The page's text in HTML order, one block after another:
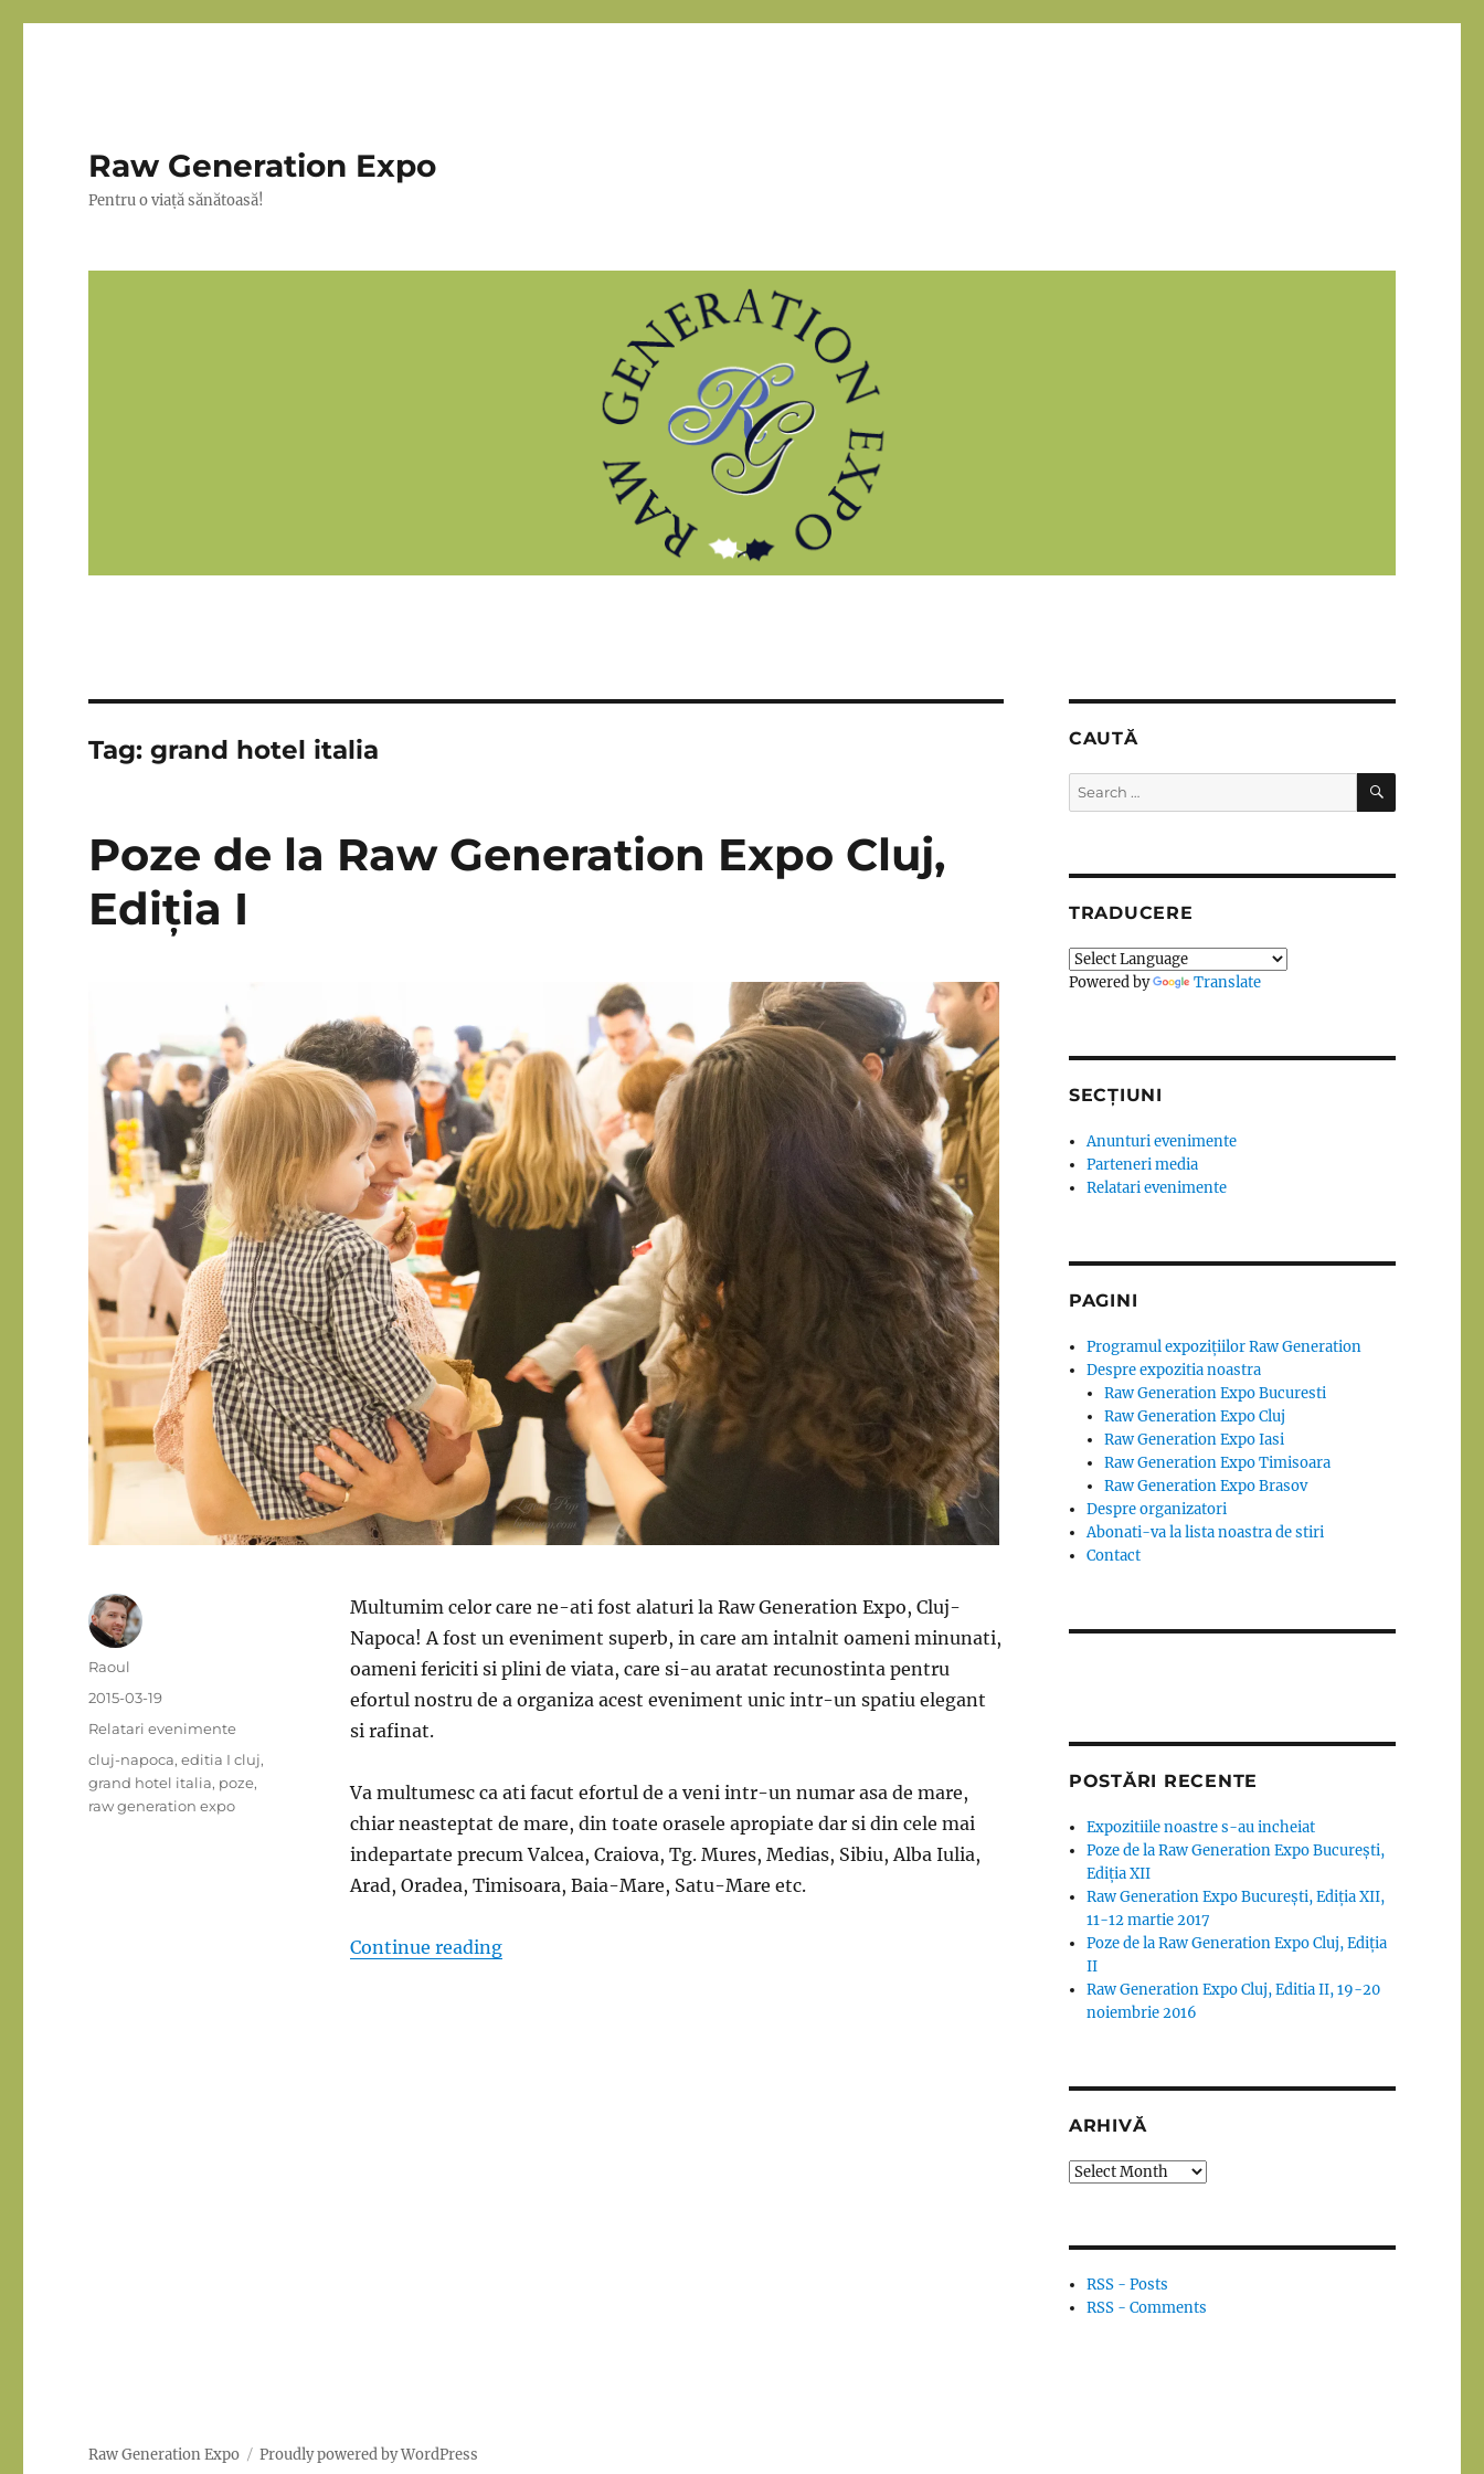
Raw Generation Expo
Pentru o viață sănătoasă!
Tag:grand hotel italia
Poze de la Raw Generation Expo Cluj,
Ediția I
Multumim celor care ne-ati fost alaturi la Raw Generation Expo, Cluj-
Napoca! A fost un eveniment superb, in care am intalnit oameni minunati,
oameni fericiti si plini de viata, care si-au aratat recunostinta pentru
efortul nostru de a organiza acest eveniment unic intr-un spatiu elegant
si rafinat.
Va multumesc ca ati facut efortul de a veni intr-un numar asa de mare,
chiar neasteptat de mare, din toate orasele apropiate dar si din cele mai
indepartate precum Valcea, Craiova, Tg. Mures, Medias, Sibiu, Alba Iulia,
Arad, Oradea, Timisoara, Baia-Mare, Satu-Mare etc.
Continue reading“Poze de la Raw Generation Expo Cluj, Ediția I”
Author
Raoul
Posted
2015-03-19
Categories
Relatari evenimente
Tags
cluj-napoca,editia I cluj,
grand hotel italia, poze,
raw generation expo
CAUTĂ
Search
for:
SEARCH
TRADUCERE
Powered by Translate
SECȚIUNI
Anunturi evenimente
Parteneri media
Relatari evenimente
PAGINI
Programul expozițiilor Raw Generation
Despre expozitia noastra
Raw Generation Expo Bucuresti
Raw Generation Expo Cluj
Raw Generation Expo Iasi
Raw Generation Expo Timisoara
Raw Generation Expo Brasov
Despre organizatori
Abonati-va la lista noastra de stiri
Contact
POSTĂRI RECENTE
Expozitiile noastre s-au incheiat
Poze de la Raw Generation Expo București,
Ediția XII
Raw Generation Expo București, Ediția XII,
11-12 martie 2017
Poze de la Raw Generation Expo Cluj, Ediția
II
Raw Generation Expo Cluj, Editia II, 19-20
noiembrie 2016
ARHIVĂ
Arhivă
RSS - Posts
RSS - Comments
Raw Generation Expo Proudly powered by WordPress